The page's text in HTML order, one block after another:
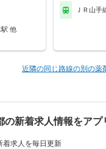
駅 他
ＪＲ山手
近隣の同じ路線の別の薬
の新着求人情報をアプ
着求人を毎日更新